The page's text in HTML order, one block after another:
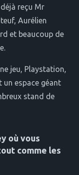
reçu Mr
Aurélien
et beaucoup de
jeu, Playstation,
un espace géant
stand de
où vous
comme les